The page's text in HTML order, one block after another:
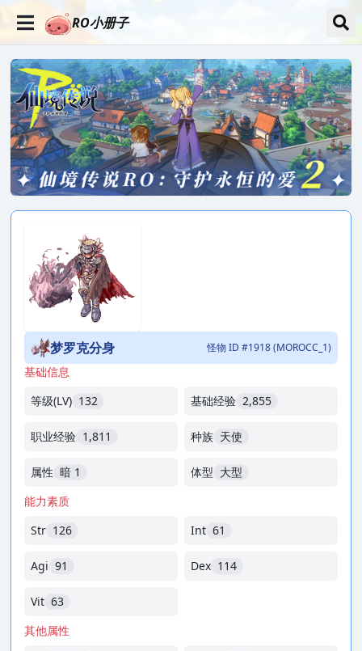
RO小册子
梦罗克分身 怪物 ID #1918 (MOROCC_1)
基础信息
等级(LV) 132 基础经验 2,855
职业经验 1,811 种族 天使
属性 暗 1 体型 大型
能力素质
Str 126 Int 61
Agi 91 Dex 114
Vit 63
其他属性